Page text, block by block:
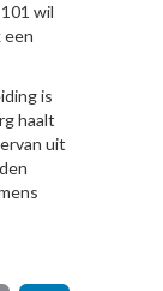
wil
een
is
haalt
uit